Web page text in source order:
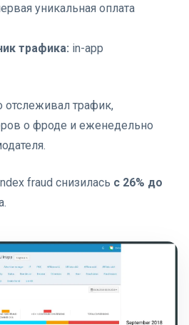
уникальная оплата
трафика: in-app
отслеживал трафик,
о фроде и еженедельно
fraud снизилась с 26% до